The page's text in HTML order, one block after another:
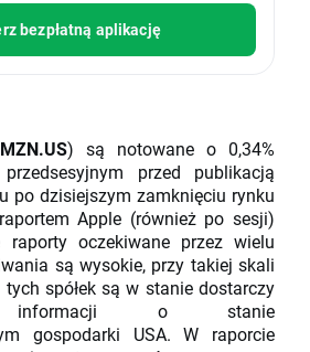
bezpłatną aplikację
) są notowane o 0,34%
przed publikacją
po dzisiejszym zamknięciu rynku
Apple (również po sesji)
oczekiwane przez wielu
są wysokie, przy takiej skali
spółek są w stanie dostarczy
informacji o stanie
gospodarki USA. W raporcie